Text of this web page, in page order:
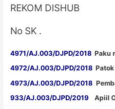
REKOM DISHUB
No SK .
4971/AJ.003/DJPD/2018 Paku
4972/AJ.003/DJPD/2018
4973/AJ.003/DJPD/2018
933/AJ.003/DJPD/2019 Apiil